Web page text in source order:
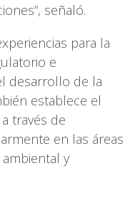
señaló.
para la
e
desarrollo de la
establece el
través de
en las áreas
y